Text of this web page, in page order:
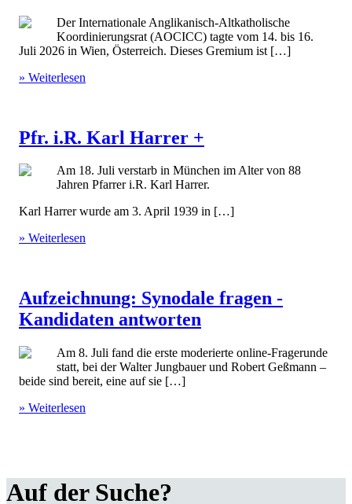
Der Internationale Anglikanisch-Altkatholische
Koordinierungsrat (AOCICC) tagte vom 14. bis 16.
Juli 2026 in Wien, Österreich. Dieses Gremium ist […]
» Weiterlesen
Pfr. i.R. Karl Harrer +
Am 18. Juli verstarb in München im Alter von 88
Jahren Pfarrer i.R. Karl Harrer.
Karl Harrer wurde am 3. April 1939 in […]
» Weiterlesen
Aufzeichnung: Synodale fragen -
Kandidaten antworten
Am 8. Juli fand die erste moderierte online-Fragerunde
statt, bei der Walter Jungbauer und Robert Geßmann –
beide sind bereit, eine auf sie […]
» Weiterlesen
Auf der Suche?